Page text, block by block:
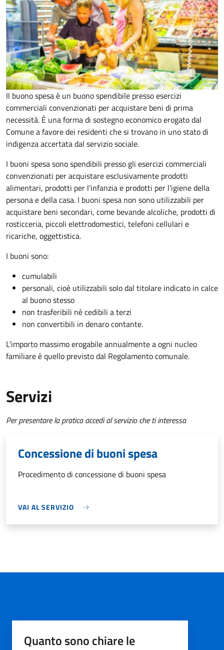
Il buono spesa è un buono spendibile presso esercizi
commerciali convenzionati per acquistare beni di prima
necessità. È una forma di sostegno economico erogato dal
Comune a favore dei residenti che si trovano in uno stato di
indigenza accertata dal servizio sociale.
I buoni spesa sono spendibili presso gli esercizi commerciali
convenzionati per acquistare esclusivamente prodotti
alimentari, prodotti per l’infanzia e prodotti per l’igiene della
persona e della casa. I buoni spesa non sono utilizzabili per
acquistare beni secondari, come bevande alcoliche, prodotti di
rosticceria, piccoli elettrodomestici, telefoni cellulari e
ricariche, oggettistica.
I buoni sono:
cumulabili
personali, cioè utilizzabili solo dal titolare indicato in calce
al buono stesso
non trasferibili né cedibili a terzi
non convertibili in denaro contante.
L'importo massimo erogabile annualmente a ogni nucleo
familiare è quello previsto dal Regolamento comunale.
Servizi
Per presentare la pratica accedi al servizio che ti interessa
Concessione di buoni spesa
Procedimento di concessione di buoni spesa
VAI AL SERVIZIO
Quanto sono chiare le